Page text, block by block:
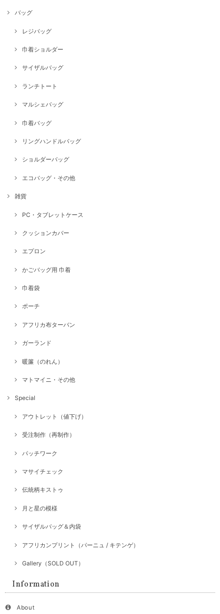
バッグ
レジバッグ
巾着ショルダー
サイザルバッグ
ランチトート
マルシェバッグ
巾着バッグ
リングハンドルバッグ
ショルダーバッグ
エコバッグ・その他
雑貨
PC・タブレットケース
クッションカバー
エプロン
かごバッグ用 巾着
巾着袋
ポーチ
アフリカ布ターバン
ガーランド
暖簾（のれん）
マトマイニ・その他
Special
アウトレット（値下げ）
受注制作（再制作）
パッチワーク
マサイチェック
伝統柄キストゥ
月と星の模様
サイザルバッグ＆内袋
アフリカンプリント（パーニュ / キテンゲ）
Gallery（SOLD OUT）
Information
About